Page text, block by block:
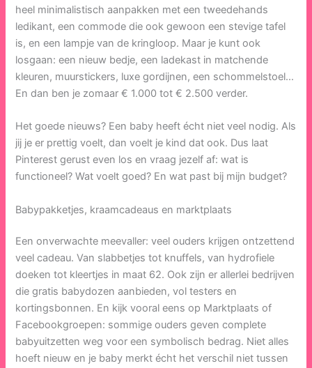
heel minimalistisch aanpakken met een tweedehands
ledikant, een commode die ook gewoon een stevige tafel
is, en een lampje van de kringloop. Maar je kunt ook
losgaan: een nieuw bedje, een ladekast in matchende
kleuren, muurstickers, luxe gordijnen, een schommelstoel…
En dan ben je zomaar € 1.000 tot € 2.500 verder.
Het goede nieuws? Een baby heeft écht niet veel nodig. Als
jij je er prettig voelt, dan voelt je kind dat ook. Dus laat
Pinterest gerust even los en vraag jezelf af: wat is
functioneel? Wat voelt goed? En wat past bij mijn budget?
Babypakketjes, kraamcadeaus en marktplaats
Een onverwachte meevaller: veel ouders krijgen ontzettend
veel cadeau. Van slabbetjes tot knuffels, van hydrofiele
doeken tot kleertjes in maat 62. Ook zijn er allerlei bedrijven
die gratis babydozen aanbieden, vol testers en
kortingsbonnen. En kijk vooral eens op Marktplaats of
Facebookgroepen: sommige ouders geven complete
babyuitzetten weg voor een symbolisch bedrag. Niet alles
hoeft nieuw en je baby merkt écht het verschil niet tussen